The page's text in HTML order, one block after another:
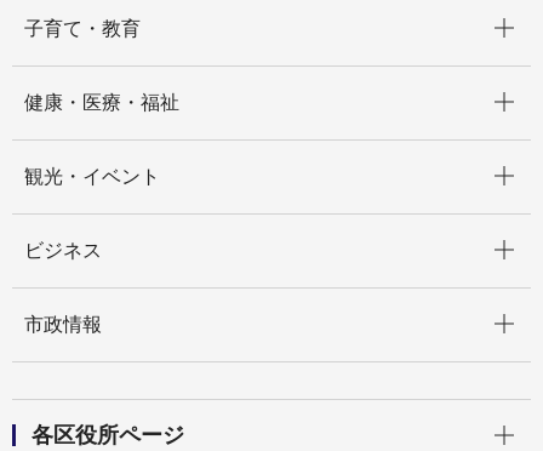
子育て・教育
健康・医療・福祉
観光・イベント
ビジネス
市政情報
各区役所ページ